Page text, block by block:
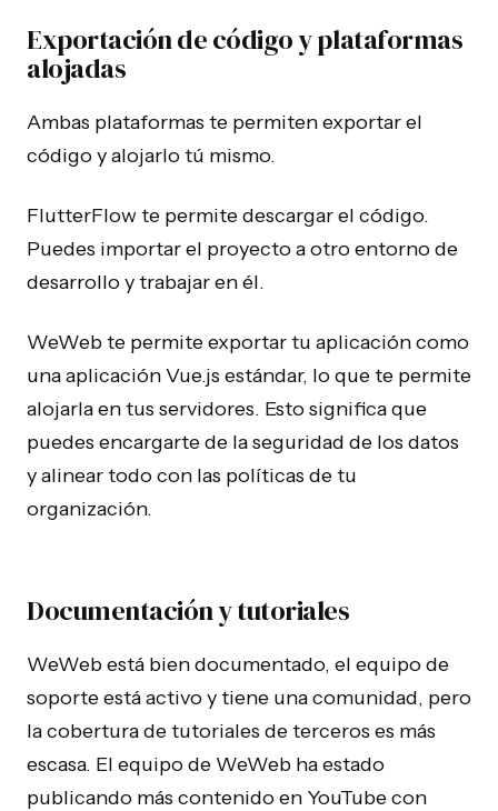
Exportación de código y plataformas
alojadas
Ambas plataformas te permiten exportar el
código y alojarlo tú mismo.
FlutterFlow te permite descargar el código.
Puedes importar el proyecto a otro entorno de
desarrollo y trabajar en él.
WeWeb te permite exportar tu aplicación como
una aplicación Vue.js estándar, lo que te permite
alojarla en tus servidores. Esto significa que
puedes encargarte de la seguridad de los datos
y alinear todo con las políticas de tu
organización.
Documentación y tutoriales
WeWeb está bien documentado, el equipo de
soporte está activo y tiene una comunidad, pero
la cobertura de tutoriales de terceros es más
escasa. El equipo de WeWeb ha estado
publicando más contenido en YouTube con